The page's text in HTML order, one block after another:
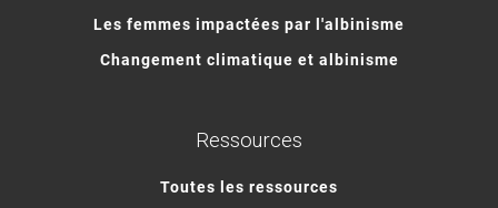
Les femmes impactées par l'albinisme
Changement climatique et albinisme
Ressources
Toutes les ressources